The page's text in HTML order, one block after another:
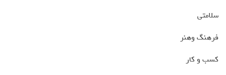
سلامتی
فرهنگ وهنر
کسب و کار